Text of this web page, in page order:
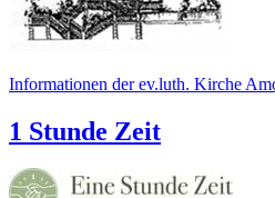
Informationen der ev.luth. Kirche
1 Stunde Zeit